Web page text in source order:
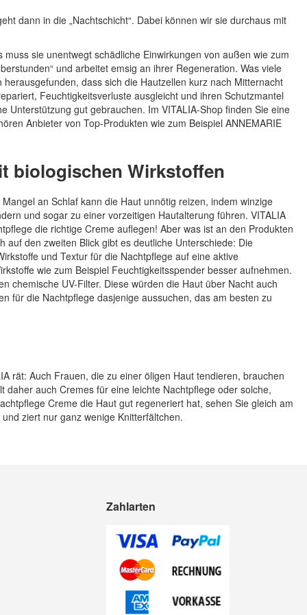
dann in die „Nachtschicht“. Dabei können wir sie durchaus mit
sie unentwegt schädliche Einwirkungen von außen wie zum
und arbeitet emsig an ihrer Regeneration. Was viele
dass sich die Hautzellen kurz nach Mitternacht
Feuchtigkeitsverluste ausgleicht und ihren Schutzmantel
Unterstützung gut gebrauchen. Im VITALIA-Shop finden Sie eine
Anbieter von Top-Produkten wie zum Beispiel ANNEMARIE
biologischen Wirkstoffen
an Schlaf kann die Haut unnötig reizen, indem winzige
und sogar zu einer vorzeitigen Hautalterung führen. VITALIA
die richtige Creme auflegen! Aber was ist an den Produkten
den zweiten Blick gibt es deutliche Unterschiede: Die
und Textur für die Nachtpflege auf eine aktive
wie zum Beispiel Feuchtigkeitsspender besser aufnehmen.
chemische UV-Filter. Diese würden die Haut über Nacht auch
für die Nachtpflege dasjenige aussuchen, das am besten zu
rät: Auch Frauen, die zu einer öligen Haut tendieren, brauchen
auch Cremes für eine leichte Nachtpflege oder solche,
Creme die Haut gut regeneriert hat, sehen Sie gleich am
ziert nur ganz wenige Knitterfältchen.
Zahlarten